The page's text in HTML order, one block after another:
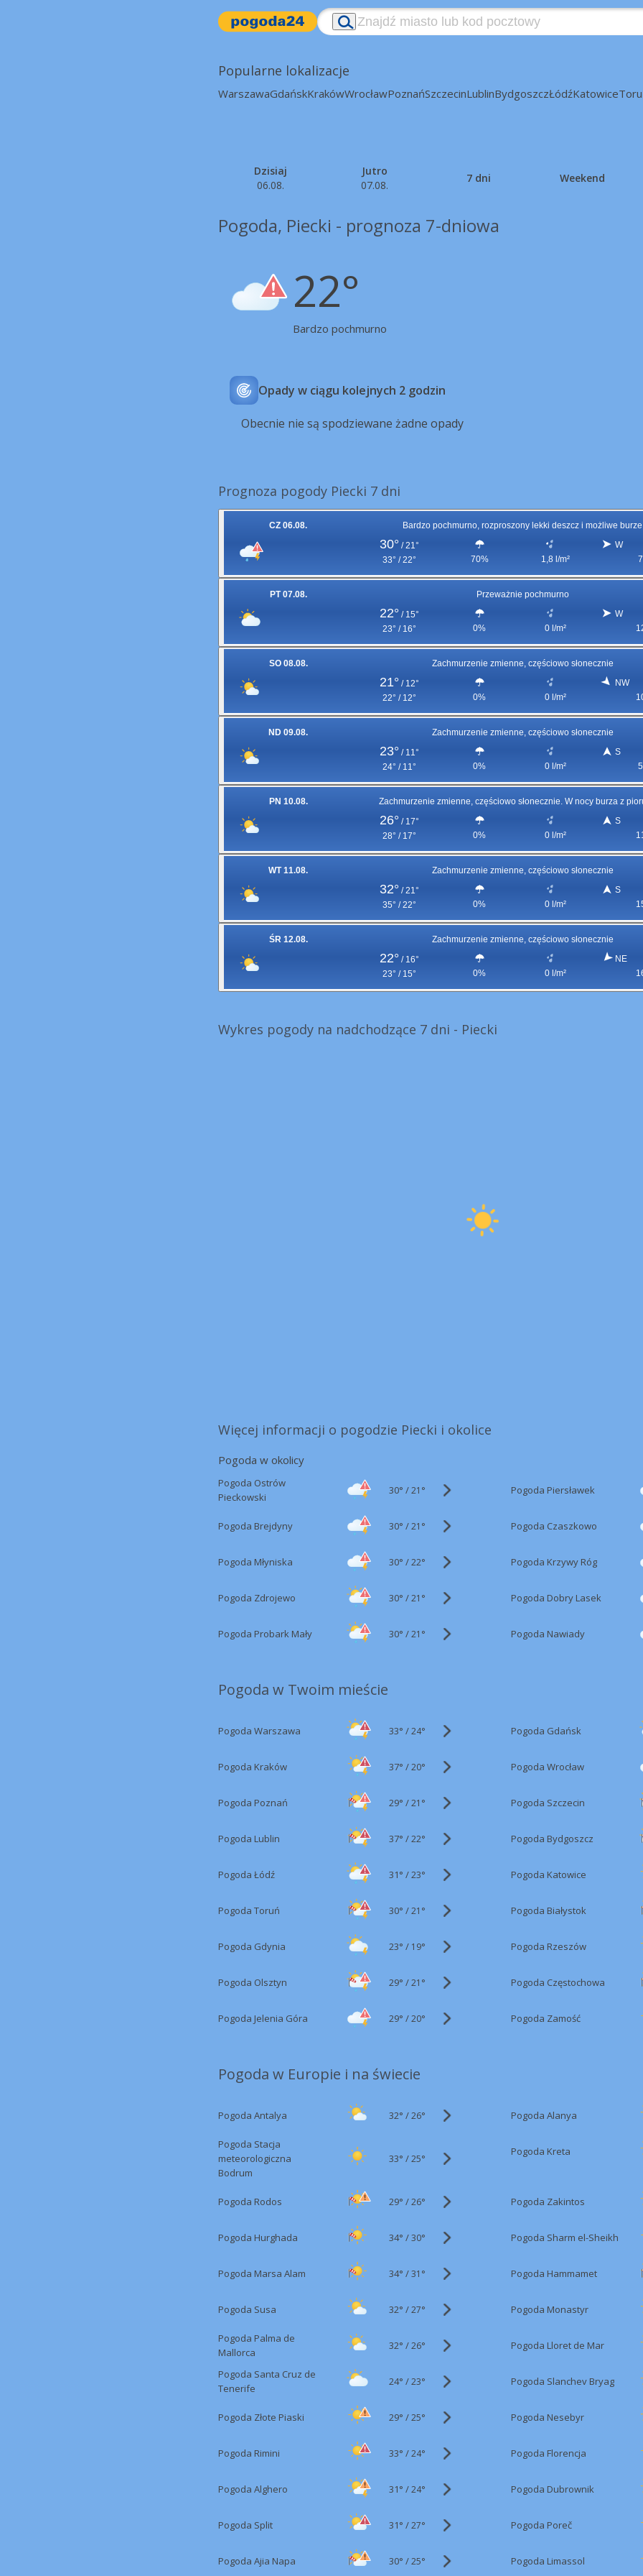
Popularne lokalizacje
WarszawaGdańskKrakówWrocławPoznańSzczecinLublinBydgoszczŁódźKatowice
Dzisiaj
06.08.
Jutro
07.08.
7 dni Weekend
Pogoda, Piecki - prognoza 7-dniowa
22°
Bardzo pochmurno
Opady w ciągu kolejnych 2 godzin
Obecnie nie są spodziewane żadne opady
Prognoza pogody Piecki 7 dni
CZ 06.08. Bardzo pochmurno, rozproszony lekki deszcz i możliwe burze
30° / 21°
33° / 22°
70% 1,8 l/m²
W
PT 07.08. Przeważnie pochmurno
22° / 15°
23° / 16°
0% 0 l/m²
W
SO 08.08. Zachmurzenie zmienne, częściowo słonecznie
21° / 12°
22° / 12°
0% 0 l/m²
NW
ND 09.08. Zachmurzenie zmienne, częściowo słonecznie
23° / 11°
24° / 11°
0% 0 l/m²
S
PN 10.08. Zachmurzenie zmienne, częściowo słonecznie. W nocy burza z
26° / 17°
28° / 17°
0% 0 l/m²
S
WT 11.08. Zachmurzenie zmienne, częściowo słonecznie
32° / 21°
35° / 22°
0% 0 l/m²
S
ŚR 12.08. Zachmurzenie zmienne, częściowo słonecznie
22° / 16°
23° / 15°
0% 0 l/m²
NE
Wykres pogody na nadchodzące 7 dni - Piecki
Więcej informacji o pogodzie Piecki i okolice
Pogoda w okolicy
Pogoda Ostrów
Pieckowski
30° /21° Pogoda Piersławek
Pogoda Brejdyny 30° /21° Pogoda Czaszkowo
Pogoda Młyniska 30° /22° Pogoda Krzywy Róg
Pogoda Zdrojewo 30° /21° Pogoda Dobry Lasek
Pogoda Probark Mały 30° /21° Pogoda Nawiady
Pogoda w Twoim mieście
Pogoda Warszawa 33° /24° Pogoda Gdańsk
Pogoda Kraków 37° /20° Pogoda Wrocław
Pogoda Poznań 29° /21° Pogoda Szczecin
Pogoda Lublin 37° /22° Pogoda Bydgoszcz
Pogoda Łódź 31° /23° Pogoda Katowice
Pogoda Toruń 30° /21° Pogoda Białystok
Pogoda Gdynia 23° / 19° Pogoda Rzeszów
Pogoda Olsztyn 29° /21° Pogoda Częstochowa
Pogoda Jelenia Góra 29° /20° Pogoda Zamość
Pogoda w Europie i na świecie
Pogoda Antalya 32° /26° Pogoda Alanya
Pogoda Stacja
meteorologiczna
Bodrum
33° /25°
Pogoda Kreta
Pogoda Rodos 29° /26° Pogoda Zakintos
Pogoda Hurghada 34° /30° Pogoda Sharm el-Sheikh
Pogoda Marsa Alam 34° /31° Pogoda Hammamet
Pogoda Susa 32° /27° Pogoda Monastyr
Pogoda Palma de
Mallorca
32° /26° Pogoda Lloret de Mar
Pogoda Santa Cruz de
Tenerife
24° /23° Pogoda Slanchev Bryag
Pogoda Złote Piaski 29° /25° Pogoda Nesebyr
Pogoda Rimini 33° /24° Pogoda Florencja
Pogoda Alghero 31° /24° Pogoda Dubrownik
Pogoda Split 31° /27° Pogoda Poreč
Pogoda Ajia Napa 30° /25° Pogoda Limassol